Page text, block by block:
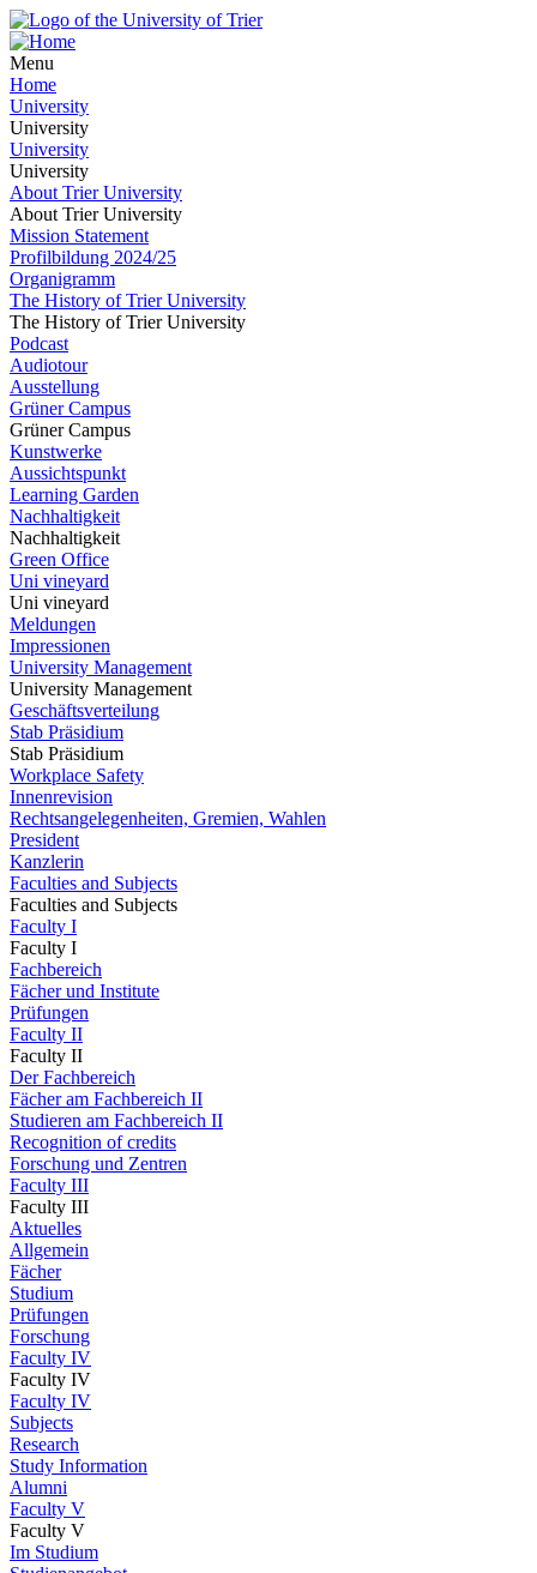
Menu
Home
University
University
University
University
About Trier University
About Trier University
Mission Statement
Profilbildung 2024/25
Organigramm
The History of Trier University
The History of Trier University
Podcast
Audiotour
Ausstellung
Grüner Campus
Grüner Campus
Kunstwerke
Aussichtspunkt
Learning Garden
Nachhaltigkeit
Nachhaltigkeit
Green Office
Uni vineyard
Uni vineyard
Meldungen
Impressionen
University Management
University Management
Geschäftsverteilung
Stab Präsidium
Stab Präsidium
Workplace Safety
Innenrevision
Rechtsangelegenheiten, Gremien, Wahlen
President
Kanzlerin
Faculties and Subjects
Faculties and Subjects
Faculty I
Faculty I
Fachbereich
Fächer und Institute
Prüfungen
Faculty II
Faculty II
Der Fachbereich
Fächer am Fachbereich II
Studieren am Fachbereich II
Recognition of credits
Forschung und Zentren
Faculty III
Faculty III
Aktuelles
Allgemein
Fächer
Studium
Prüfungen
Forschung
Faculty IV
Faculty IV
Faculty IV
Subjects
Research
Study Information
Alumni
Faculty V
Faculty V
Im Studium